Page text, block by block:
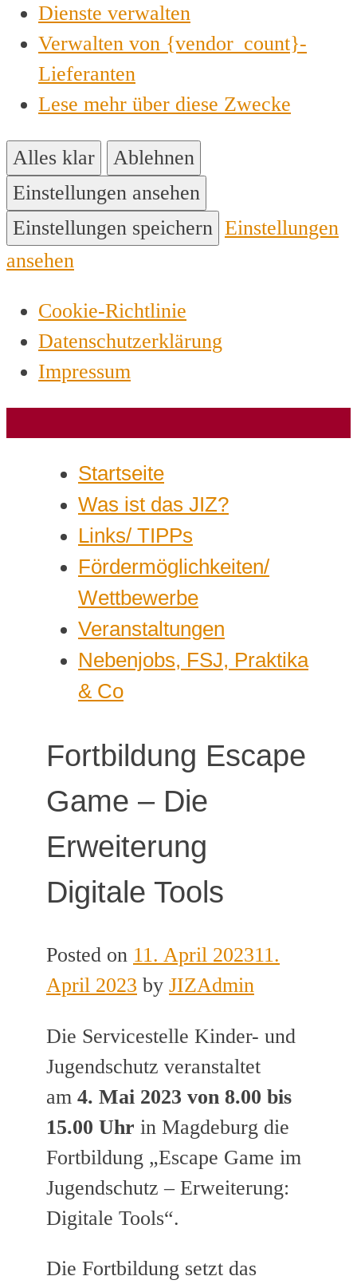
Dienste verwalten
Verwalten von {vendor_count}-
Lieferanten
Lese mehr über diese Zwecke
Alles klar
Ablehnen
Einstellungen ansehen
Einstellungen speichern Einstellungen
ansehen
Cookie-Richtlinie
Datenschutzerklärung
Impressum
Startseite
Was ist das JIZ?
Links/ TIPPs
Fördermöglichkeiten/
Wettbewerbe
Veranstaltungen
Nebenjobs, FSJ, Praktika
& Co
Fortbildung Escape
Game – Die
Erweiterung
Digitale Tools
Posted on 11. April 202311.
April 2023 by JIZAdmin
Die Servicestelle Kinder- und
Jugendschutz veranstaltet
am 4. Mai 2023 von 8.00 bis
15.00 Uhr in Magdeburg die
Fortbildung „Escape Game im
Jugendschutz – Erweiterung:
Digitale Tools“.
Die Fortbildung setzt das